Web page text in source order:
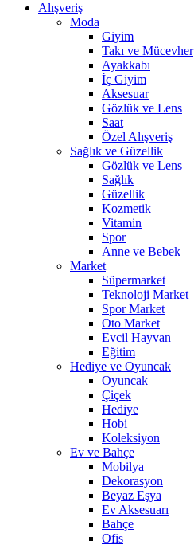
Alışveriş
Moda
Giyim
Takı ve Mücevher
Ayakkabı
İç Giyim
Aksesuar
Gözlük ve Lens
Saat
Özel Alışveriş
Sağlık ve Güzellik
Gözlük ve Lens
Sağlık
Güzellik
Kozmetik
Vitamin
Spor
Anne ve Bebek
Market
Süpermarket
Teknoloji Market
Spor Market
Oto Market
Evcil Hayvan
Eğitim
Hediye ve Oyuncak
Oyuncak
Çiçek
Hediye
Hobi
Koleksiyon
Ev ve Bahçe
Mobilya
Dekorasyon
Beyaz Eşya
Ev Aksesuarı
Bahçe
Ofis